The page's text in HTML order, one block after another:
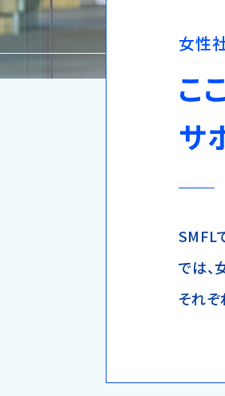
女性
ここ
サ
SMFL
では、
それぞ